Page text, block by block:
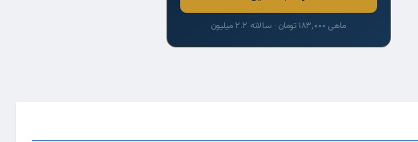
ماهی ۱۸۳,۰۰۰ تومان · سالانه ۲.۲ میلیون